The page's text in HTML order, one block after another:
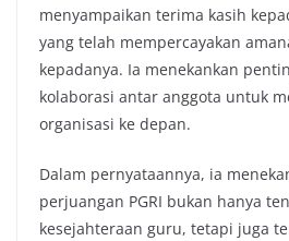
menyampaikan terima kasih
yang telah mempercayakan
kepadanya. Ia menekankan
kolaborasi antar anggota untuk
organisasi ke depan.
Dalam pernyataannya, ia
perjuangan PGRI bukan hanya
kesejahteraan guru, tetapi juga